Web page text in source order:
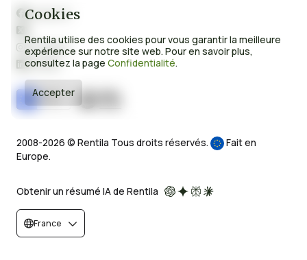
Cookies
Rentila utilise des cookies pour vous garantir la meilleure
expérience sur notre site web. Pour en savoir plus,
consultez la page Confidentialité.
Accepter
Facebook
 Instagram
 LinkedIn
2008-2026 © Rentila Tous droits réservés.
Fait en
Europe.
Obtenir un résumé IA de Rentila
France 